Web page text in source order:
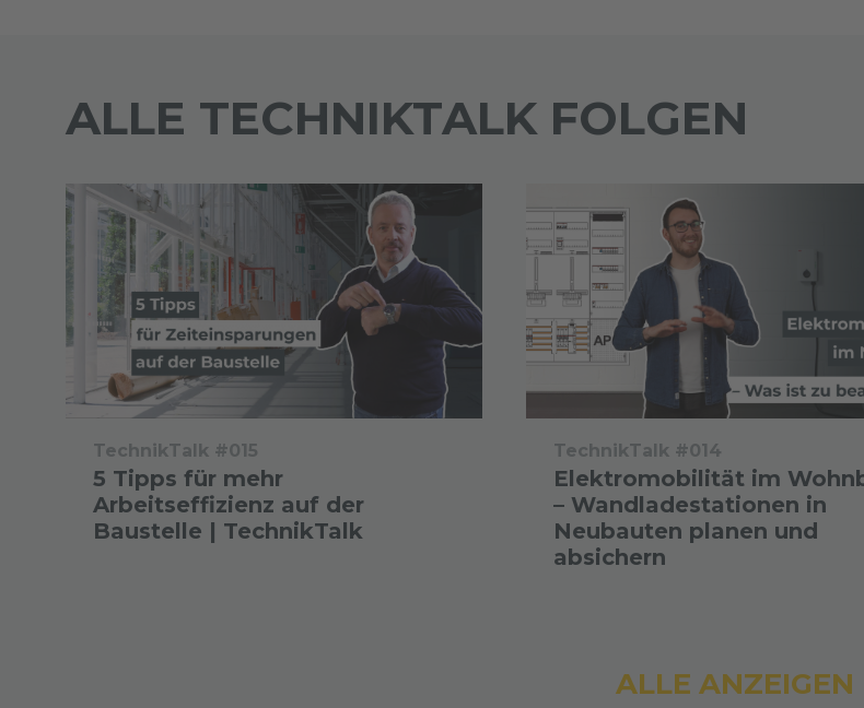
ALLE TECHNIKTALK FOLGEN
TechnikTalk #015
5 Tipps für mehr
Arbeitseffizienz auf der
Baustelle | TechnikTalk
TechnikTalk #014
Elektromobilität im
– Wandladestationen in
Neubauten planen und
absichern
ALLE ANZEIGEN